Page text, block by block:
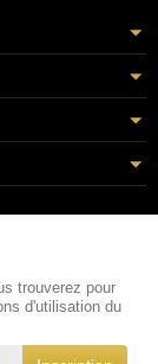
trouverez pour
d'utilisation du